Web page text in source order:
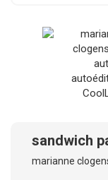
sandwich
marianne